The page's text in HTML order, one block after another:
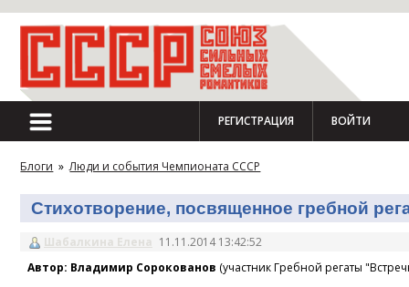
РЕГИСТРАЦИЯ ВОЙТИ
Блоги » Люди и события Чемпионата СССР
Стихотворение, посвященное гребной
Шабалкина Елена 11.11.2014 13:42:52
Автор: Владимир Сорокованов (участник Гребной регаты